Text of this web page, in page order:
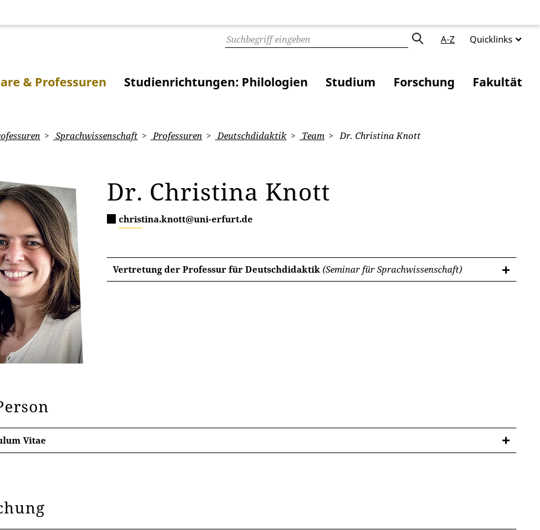
A-Z Quicklinks
& Professuren Studienrichtungen: Philologien Studium Forschung Fakultät
Sprachwissenschaft Professuren Deutschdidaktik Team Dr. Christina Knott
Dr. Christina Knott
christina.knott@uni-erfurt.de
Vertretung der Professur für Deutschdidaktik (Seminar für Sprachwissenschaft)
Vitae